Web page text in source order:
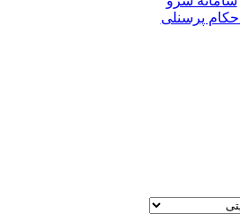
احکام پرسنلی